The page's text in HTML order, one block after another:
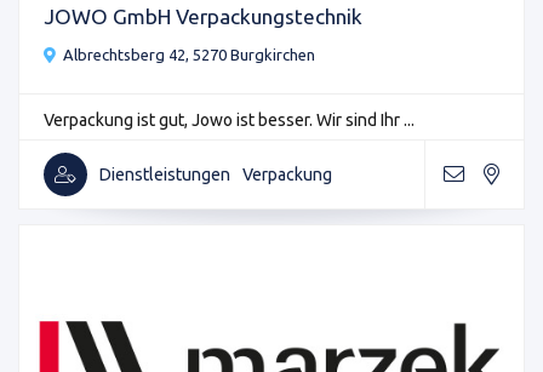
JOWO GmbH Verpackungstechnik
Albrechtsberg 42, 5270 Burgkirchen
Verpackung ist gut, Jowo ist besser. Wir sind Ihr ...
Dienstleistungen Verpackung